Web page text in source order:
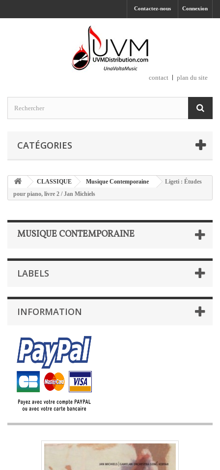
Connexion
Contactez-nous
contact plan du site
CATÉGORIES
CLASSIQUE Musique Contemporaine
Ligeti : Études
pour piano, livre 2 / Jan Michiels
MUSIQUE CONTEMPORAINE
LABELS
INFORMATION